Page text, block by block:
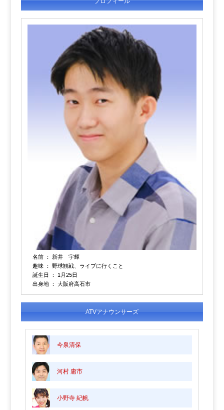
名前 ： 新井 宇輝
趣味 ： 野球観戦、ライブに行くこと
誕生日 ： 1月25日
出身地 ： 大阪府高石市
ATVアナウンサーズ
今泉清保
河村 庸市
小野寺 紀帆